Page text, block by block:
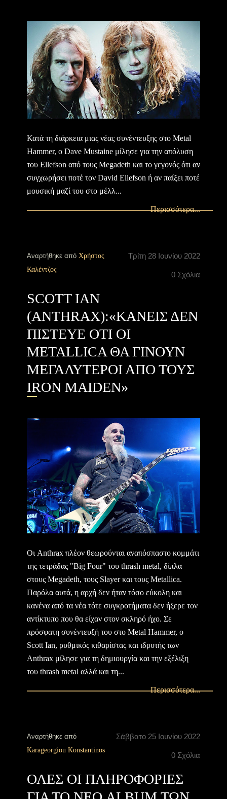
Κατά τη διάρκεια μιας νέας συνέντευξης στο Metal
Hammer, ο Dave Mustaine μίλησε για την απόλυση
του Ellefson από τους Megadeth και το γεγονός ότι αν
συγχωρήσει ποτέ τον David Ellefson ή αν παίξει ποτέ
μουσική μαζί του στο μέλλ...
Περισσότερα...
Τρίτη 28 Ιουνίου 2022
0 Σχόλια
Αναρτήθηκε από Χρήστος
Καλέντζος
SCOTT IAN
(ANTHRAX):«ΚΑΝΕΙΣ ΔΕΝ
ΠΙΣΤΕΥΕ ΟΤΙ ΟΙ
METALLICA ΘΑ ΓΙΝΟΥΝ
ΜΕΓΑΛΥΤΕΡΟΙ ΑΠΟ ΤΟΥΣ
IRON MAIDEN»
Οι Anthrax πλέον θεωρούνται αναπόσπαστο κομμάτι
της τετράδας "Big Four" του thrash metal, δίπλα
στους Megadeth, τους Slayer και τους Metallica.
Παρόλα αυτά, η αρχή δεν ήταν τόσο εύκολη και
κανένα από τα νέα τότε συγκροτήματα δεν ήξερε τον
αντίκτυπο που θα είχαν στον σκληρό ήχο. Σε
πρόσφατη συνέντευξή του στο Metal Hammer, ο
Scott Ian, ρυθμικός κιθαρίστας και ιδρυτής των
Anthrax μίλησε για τη δημιουργία και την εξέλιξη
του thrash metal αλλά και τη...
Περισσότερα...
Σάββατο 25 Ιουνίου 2022
0 Σχόλια
Αναρτήθηκε από
Karageorgiou Konstantinos
ΟΛΕΣ ΟΙ ΠΛΗΡΟΦΟΡΙΕΣ